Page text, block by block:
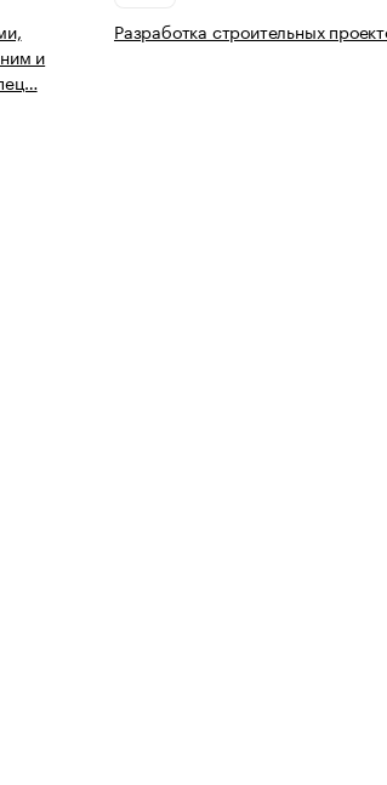
и
Разработка строительных